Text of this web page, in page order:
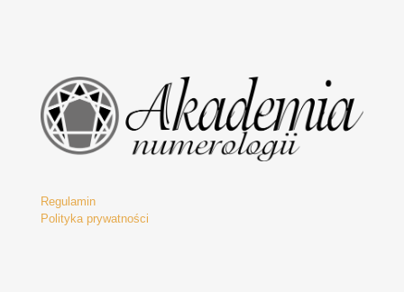
Regulamin
Polityka prywatności